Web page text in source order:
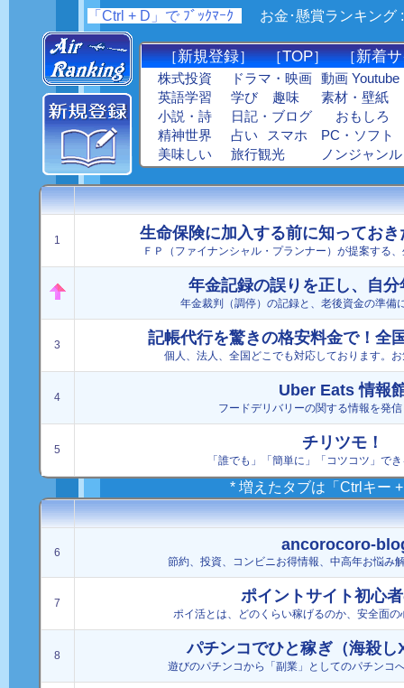
「Ctrl + D」で ﾌﾞｯｸﾏｰｸ お金･懸賞ランキング
［新規登録］ ［TOP］ ［新着
株式投資
英語学習
小説・詩
精神世界
美味しい
ドラマ・映画
学び
趣味
日記・ブログ
占い
スマホ
旅行観光
動画 Youtube
素材・壁紙
おもしろ
PC・ソフト
ノンジャンル
1 生命保険に加入する前に知ってお
ＦＰ（ファイナンシャル・プランナー）が提案する
年金記録の誤りを正し、自
年金裁判（調停）の記録と、老後資金の準備
3 記帳代行を驚きの格安料金で！全
個人、法人、全国どこでも対応しております。
4 Uber Eats 情報
フードデリバリーの関する情報を発
5 チリツモ！
「誰でも」「簡単に」「コツコツ」で
* 増えたタブは「Ctrlキー
6 ancorocoro-
節約、投資、コンビニお得情報、中高年お悩み
7 ポイントサイト初心
ポイ活とは、どのくらい稼げるのか、安全面
8 パチンコでひと稼ぎ（海殺し
遊びのパチンコから「副業」としてのパチンコ